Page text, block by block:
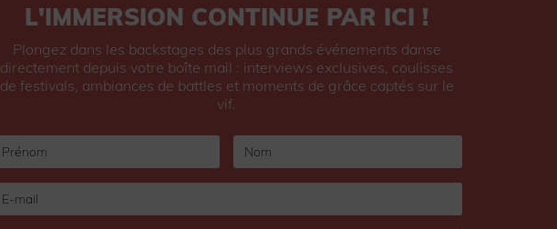
L'IMMERSION CONTINUE PAR ICI !
Plongez dans les backstages des plus grands événements danse
directement depuis votre boîte mail : interviews exclusives, coulisses
de festivals, ambiances de battles et moments de grâce captés sur le
vif.